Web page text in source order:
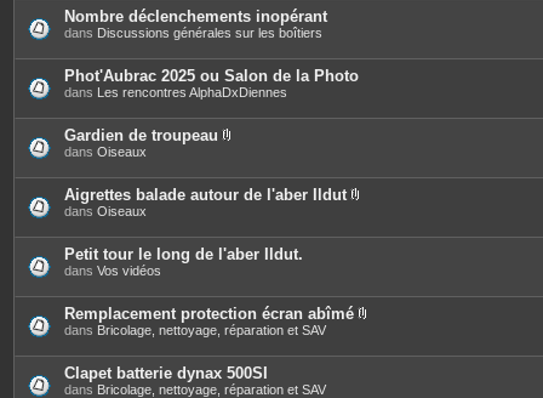
Nombre déclenchements inopérant
dans Discussions générales sur les boîtiers
Phot'Aubrac 2025 ou Salon de la Photo
dans Les rencontres AlphaDxDiennes
Gardien de troupeau
è
c
j
o
i
t
e
s
dans Oiseaux
Aigrettes balade autour de l'aber Ildut
è
j
o
i
t
dans Oiseaux
Petit tour le long de l'aber Ildut.
dans Vos vidéos
Remplacement protection écran abîmé
è
dans Bricolage, nettoyage, réparation et SAV
Clapet batterie dynax 500SI
dans Bricolage, nettoyage, réparation et SAV